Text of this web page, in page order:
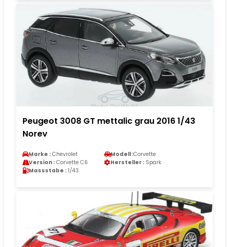
Peugeot 3008 GT mettalic grau 2016 1/43
Norev
Marke : Chevrolet Modell :Corvette
Version : Corvette C6 Hersteller : Spark
Massstabe : 1/43